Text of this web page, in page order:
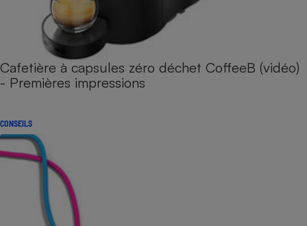
Cafetière à capsules zéro déchet CoffeeB (vidéo)
- Premières impressions
CONSEILS